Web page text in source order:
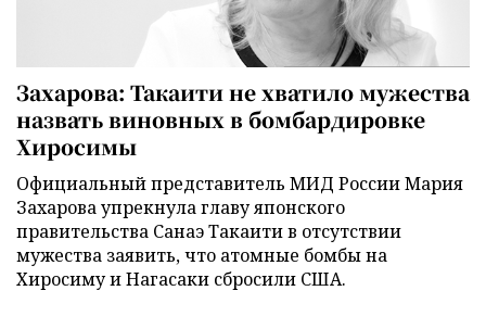
Захарова: Такаити не хватило мужества
назвать виновных в бомбардировке
Хиросимы
Официальный представитель МИД России Мария
Захарова упрекнула главу японского
правительства Санаэ Такаити в отсутствии
мужества заявить, что атомные бомбы на
Хиросиму и Нагасаки сбросили США.